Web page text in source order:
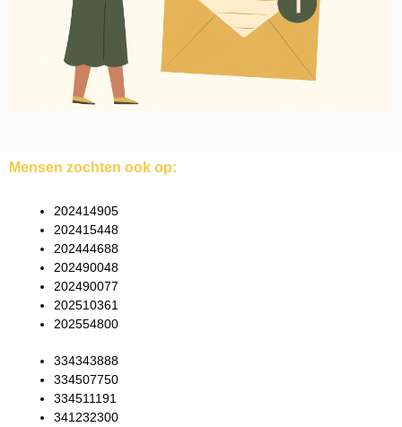
Mensen zochten ook op:
202414905
202415448
202444688
202490048
202490077
202510361
202554800
334343888
334507750
334511191
341232300